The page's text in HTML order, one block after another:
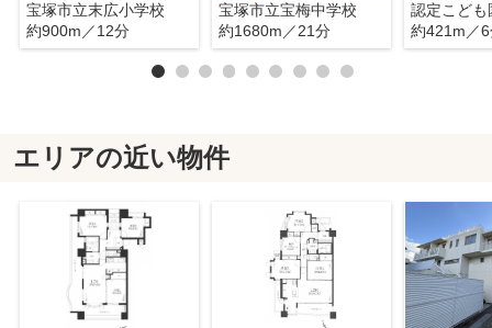
宝塚市立末広小学校
約900m／12分
宝塚市立宝梅中学校
約1680m／21分
約421m／
エリアの近い物件